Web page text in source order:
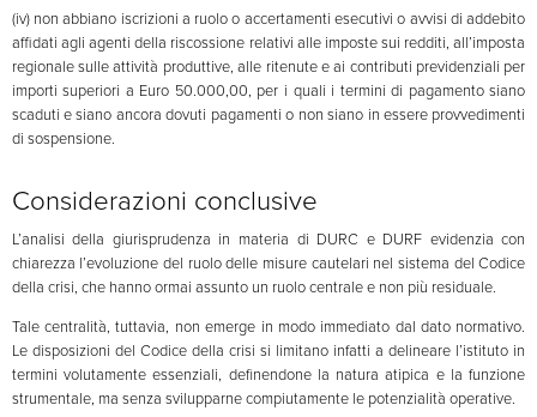
(iv) non abbiano iscrizioni a ruolo o accertamenti esecutivi o avvisi di addebito
affidati agli agenti della riscossione relativi alle imposte sui redditi, all’imposta
regionale sulle attività produttive, alle ritenute e ai contributi previdenziali per
importi superiori a Euro 50.000,00, per i quali i termini di pagamento siano
scaduti e siano ancora dovuti pagamenti o non siano in essere provvedimenti
di sospensione.
Considerazioni conclusive
L’analisi della giurisprudenza in materia di DURC e DURF evidenzia con
chiarezza l’evoluzione del ruolo delle misure cautelari nel sistema del Codice
della crisi, che hanno ormai assunto un ruolo centrale e non più residuale.
Tale centralità, tuttavia, non emerge in modo immediato dal dato normativo.
Le disposizioni del Codice della crisi si limitano infatti a delineare l’istituto in
termini volutamente essenziali, definendone la natura atipica e la funzione
strumentale, ma senza svilupparne compiutamente le potenzialità operative.